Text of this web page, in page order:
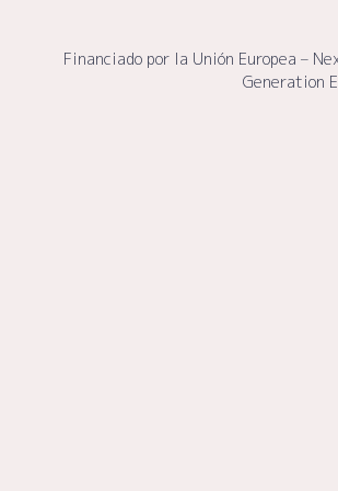
Financiado por la Unión Europea –
Generation